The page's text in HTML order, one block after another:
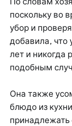
поскольку во
убор и
добавила, что
лет и никогда
подобным
Она также
блюдо из
принадлежать